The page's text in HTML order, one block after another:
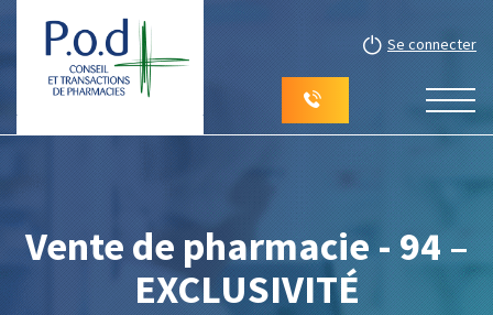
Se connecter
Vente de pharmacie - 94 –
EXCLUSIVITÉ